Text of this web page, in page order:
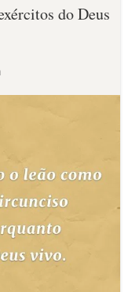
do Deus